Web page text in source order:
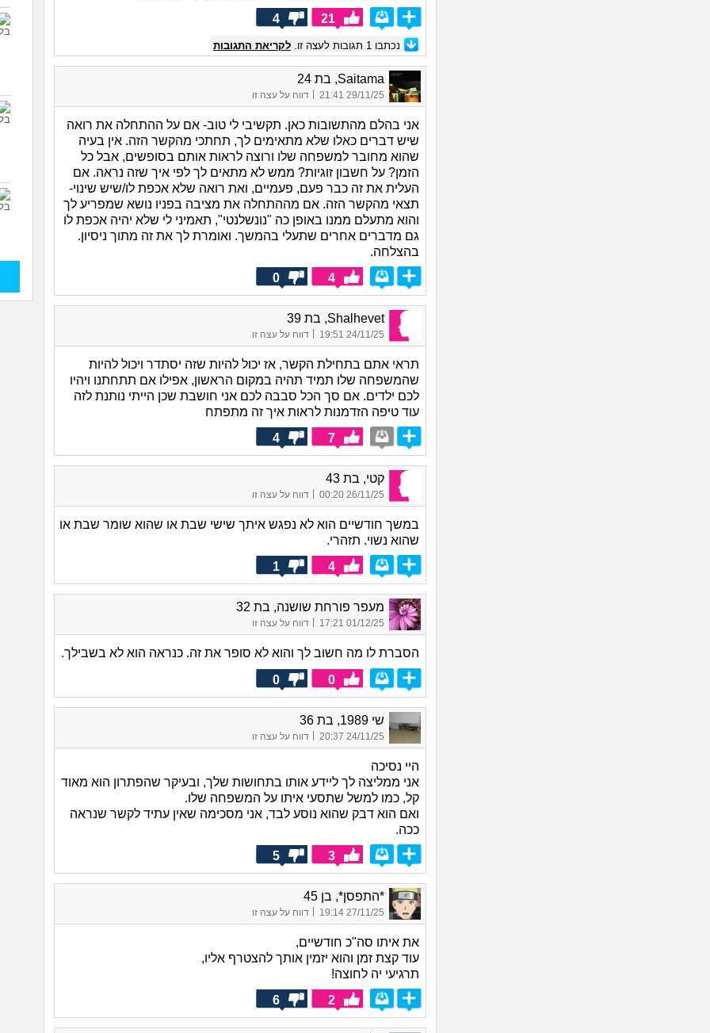
21
4
נכתבו 1 תגובות לעצה זו. לקריאת התגובות
Saitama, בת 24
29/11/25 21:41
| דווח על עצה זו
אני בהלם מהתשובות כאן. תקשיבי לי טוב- אם על ההתחלה את רואה
שיש דברים כאלו שלא מתאימים לך, תחתכי מהקשר הזה. אין בעיה
שהוא מחובר למשפחה שלו ורוצה לראות אותם בסופשים, אבל כל
הזמן? על חשבון זוגיות? ממש לא מתאים לך לפי איך שזה נראה. אם
העלית את זה כבר פעם, פעמיים, ואת רואה שלא אכפת לו/שיש שינוי-
תצאי מהקשר הזה. אם מההתחלה את מציבה בפניו נושא שמפריע לך
והוא מתעלם ממנו באופן כה "נונשלנטי", תאמיני לי שלא יהיה אכפת לו
גם מדברים אחרים שתעלי בהמשך. ואומרת לך את זה מתוך ניסיון.
בהצלחה.
4
0
Shalhevet, בת 39
24/11/25 19:51 דווח על עצה זו
תראי אתם בתחילת הקשר, אז יכול להיות שזה יסתדר ויכול להיות
שהמשפחה שלו תמיד תהיה במקום הראשון, אפילו אם תתחתנו ויהיו
לכם ילדים. אם סך הכל סבבה לכם אני חושבת שכן הייתי נותנת לזה
עוד טיפה הזדמנות לראות איך זה מתפתח
7
4
קטי, בת 43
26/11/25 00:20 דווח על עצה זו
במשך חודשיים הוא לא נפגש איתך שישי שבת או שהוא שומר שבת או
שהוא נשוי. תזהרי.
4
1
מעפר פורחת שושנה, בת 32
01/12/25 17:21 דווח על עצה זו
הסברת לו מה חשוב לך והוא לא סופר את זה. כנראה הוא לא בשבילך.
0
0
שי 1989, בת 36
24/11/25 20:37
| דווח על עצה זו
היי נסיכה
אני ממליצה לך ליידע אותו בתחושות שלך, ובעיקר שהפתרון הוא מאוד
קל, כמו למשל שתסעי איתו על המשפחה שלו.
ואם הוא דבק שהוא נוסע לבד, אני מסכימה שאין עתיד לקשר שנראה
ככה.
3
5
*התפסן*, בן 45
27/11/25 19:14 דווח על עצה זו
את איתו סה"כ חודשיים,
עוד קצת זמן והוא יזמין אותך להצטרף אליו,
תרגיעי יה לחוצה!
2
6